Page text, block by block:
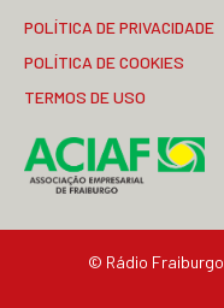
POLÍTICA DE PRIVACIDADE
POLÍTICA DE COOKIES
TERMOS DE USO
© Rádio